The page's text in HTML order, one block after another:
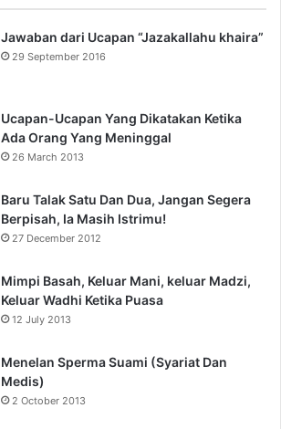
Jawaban dari Ucapan “Jazakallahu khaira”
29 September 2016
Ucapan-Ucapan Yang Dikatakan Ketika
Ada Orang Yang Meninggal
26 March 2013
Baru Talak Satu Dan Dua, Jangan Segera
Berpisah, Ia Masih Istrimu!
27 December 2012
Mimpi Basah, Keluar Mani, keluar Madzi,
Keluar Wadhi Ketika Puasa
12 July 2013
Menelan Sperma Suami (Syariat Dan
Medis)
2 October 2013